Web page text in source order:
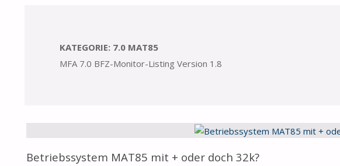
KATEGORIE: 7.0 MAT85
MFA 7.0 BFZ-Monitor-Listing Version 1.8
Betriebssystem MAT85 mit + oder doch 32k?